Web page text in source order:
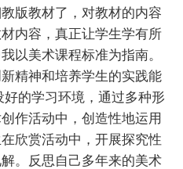
版教材了，对教材的内容
内容，真正让学生学有所
以美术课程标准为指南。
精神和培养学生的实践能
的学习环境，通过多种形
作活动中，创造性地运用
欣赏活动中，开展探究性
。反思自己多年来的美术